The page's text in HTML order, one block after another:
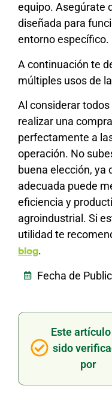
equipo. Asegúrate
diseñada para
entorno específico.
A continuación te
múltiples usos de
Al considerar
realizar una
perfectamente a
operación. No
buena elección, ya
adecuada puede
eficiencia y
agroindustrial. Si
utilidad te
blog.
Fecha de
Este
sido
por